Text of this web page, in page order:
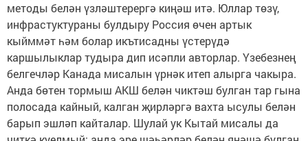
методы белән үзләштерергә киңәш итә. Юллар төзү,
инфрастуктураны булдыру Россия өчен артык
кыйммәт һәм болар икътисадны үстерүдә
каршылыклар тудыра дип исәпли авторлар. Үзебезнең
белгечләр Канада мисалын үрнәк итеп алырга чакыра.
Анда бөтен тормыш АКШ белән чиктәш булган тар гына
полосада кайный, калган җирләргә вахта ысулы белән
барып эшләп кайталар. Шулай ук Кытай мисалы да